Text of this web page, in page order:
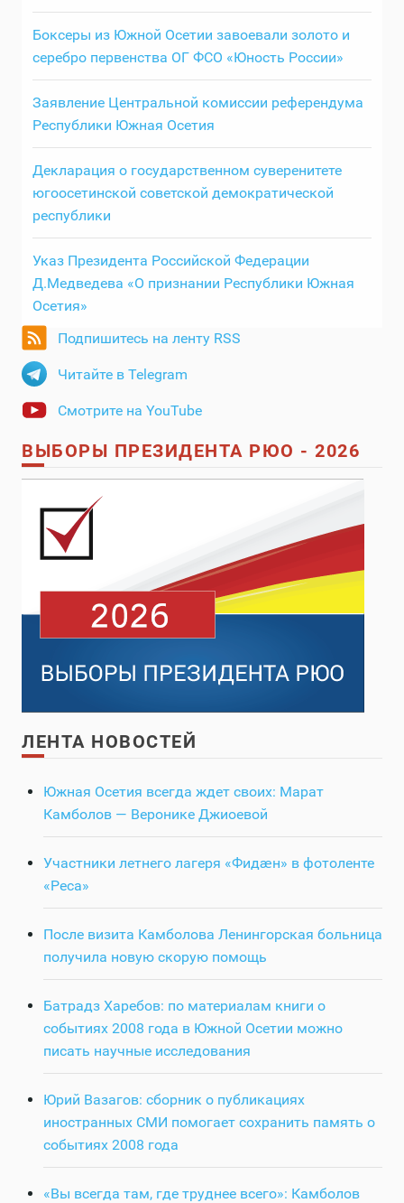
Боксеры из Южной Осетии завоевали золото и
серебро первенства ОГ ФСО «Юность России»
Заявление Центральной комиссии референдума
Республики Южная Осетия
Декларация о государственном суверенитете
югоосетинской советской демократической
республики
Указ Президента Российской Федерации
Д.Медведева «О признании Республики Южная
Осетия»
Подпишитесь на ленту RSS
Читайте в Telegram
Смотрите на YouTube
ВЫБОРЫ ПРЕЗИДЕНТА РЮО - 2026
ЛЕНТА НОВОСТЕЙ
Южная Осетия всегда ждет своих: Марат
Камболов — Веронике Джиоевой
Участники летнего лагеря «Фидӕн» в фотоленте
«Реса»
После визита Камболова Ленингорская больница
получила новую скорую помощь
Батрадз Харебов: по материалам книги о
событиях 2008 года в Южной Осетии можно
писать научные исследования
Юрий Вазагов: сборник о публикациях
иностранных СМИ помогает сохранить память о
событиях 2008 года
«Вы всегда там, где труднее всего»: Камболов